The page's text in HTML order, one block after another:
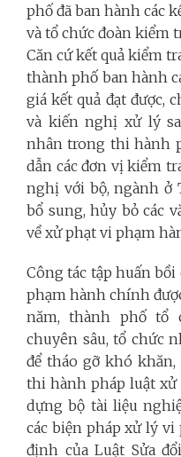
phố đã ban hành các
và tổ chức đoàn kiểm
Căn cứ kết quả kiểm
thành phố ban hành
giá kết quả đạt được,
và kiến nghị xử lý
nhân trong thi hành
dẫn các đơn vị kiểm
nghị với bộ, ngành ở
bổ sung, hủy bỏ các
về xử phạt vi phạm
Công tác tập huấn
phạm hành chính
năm, thành phố tổ
chuyên sâu, tổ chức
để tháo gỡ khó
thi hành pháp luật
dựng bộ tài liệu
các biện pháp xử lý
định của Luật Sửa